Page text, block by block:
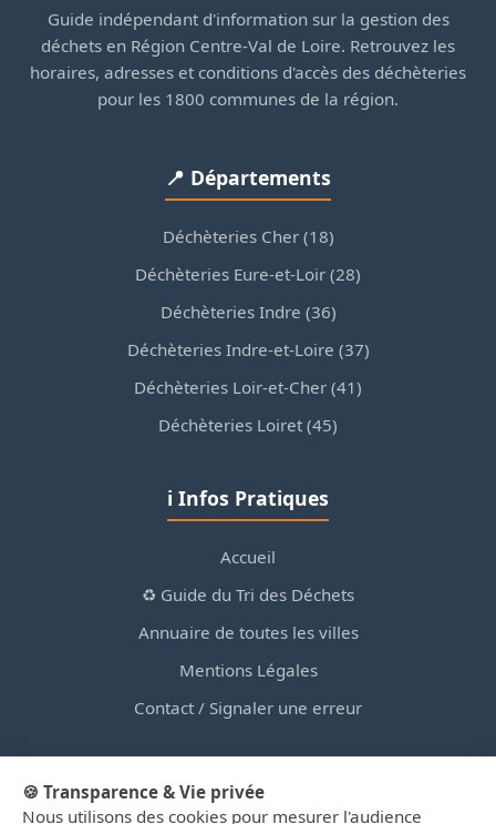
Guide indépendant d'information sur la gestion des
déchets en Région Centre-Val de Loire. Retrouvez les
horaires, adresses et conditions d'accès des déchèteries
pour les 1800 communes de la région.
📍 Départements
Déchèteries Cher (18)
Déchèteries Eure-et-Loir (28)
Déchèteries Indre (36)
Déchèteries Indre-et-Loire (37)
Déchèteries Loir-et-Cher (41)
Déchèteries Loiret (45)
ℹ️ Infos Pratiques
Accueil
♻️ Guide du Tri des Déchets
Annuaire de toutes les villes
Mentions Légales
Contact / Signaler une erreur
🍪 Transparence & Vie privée
Nous utilisons des cookies pour mesurer l'audience